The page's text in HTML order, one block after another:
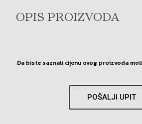
OPIS PROIZVODA
Da biste saznali cijenu ovog proizvoda
POŠALJI UPIT